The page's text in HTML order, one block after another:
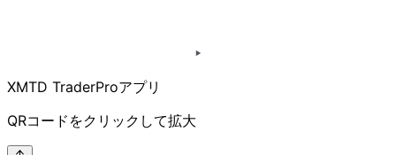
XMTD TraderProアプリ
QRコードをクリックして拡大